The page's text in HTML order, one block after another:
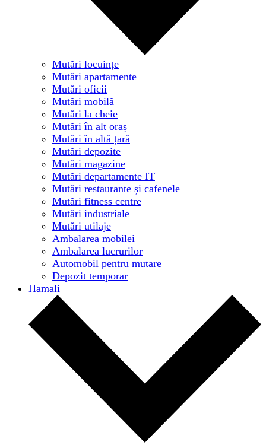
Mutări locuințe
Mutări apartamente
Mutări oficii
Mutări mobilă
Mutări la cheie
Mutări în alt oraș
Mutări în altă țară
Mutări depozite
Mutări magazine
Mutări departamente IT
Mutări restaurante și cafenele
Mutări fitness centre
Mutări industriale
Mutări utilaje
Ambalarea mobilei
Ambalarea lucrurilor
Automobil pentru mutare
Depozit temporar
Hamali